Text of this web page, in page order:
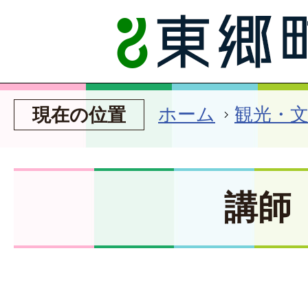
現在の位置 ホーム 観光・
講師